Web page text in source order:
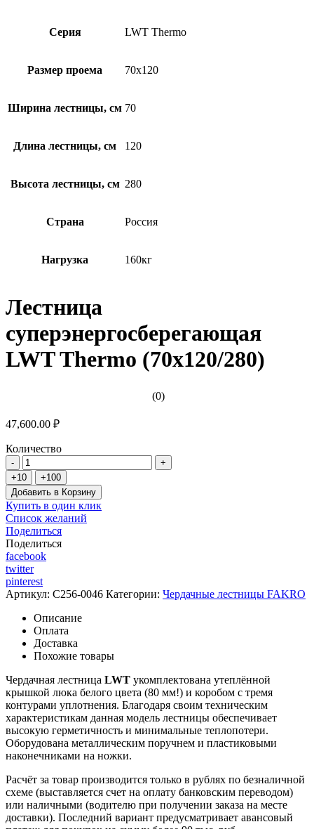
Серия LWT Thermo
Размер проема 70x120
Ширина лестницы, см 70
Длина лестницы, см 120
Высота лестницы, см 280
Страна Россия
Нагрузка 160кг
Лестница
суперэнергосберегающая
LWT Thermo (70х120/280)
(0)
47,600.00 ₽
Количество
Добавить в Корзину
Купить в один клик
Список желаний
Поделиться
Поделиться
facebook
twitter
pinterest
Артикул: C256-0046 Категории: Чердачные лестницы FAKRO
Описание
Оплата
Доставка
Похожие товары
Чердачная лестница LWT укомплектована утеплённой
крышкой люка белого цвета (80 мм!) и коробом с тремя
контурами уплотнения. Благодаря своим техническим
характеристикам данная модель лестницы обеспечивает
высокую герметичность и минимальные теплопотери.
Оборудована металлическим поручнем и пластиковыми
наконечниками на ножки.
Расчёт за товар производится только в рублях по безналичной
схеме (выставляется счет на оплату банковским переводом)
или наличными (водителю при получении заказа на месте
доставки). Последний вариант предусматривает авансовый